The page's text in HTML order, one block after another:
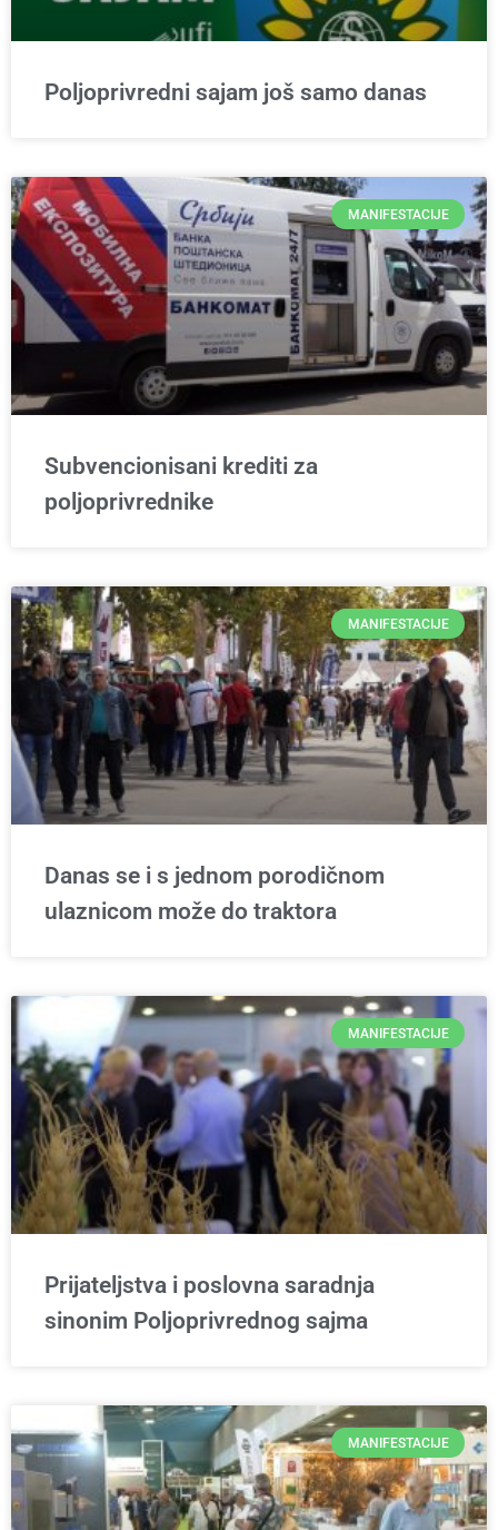
Poljoprivredni sajam još samo danas
MANIFESTACIJE
Subvencionisani krediti za
poljoprivrednike
MANIFESTACIJE
Danas se i s jednom porodičnom
ulaznicom može do traktora
MANIFESTACIJE
Prijateljstva i poslovna saradnja
sinonim Poljoprivrednog sajma
MANIFESTACIJE